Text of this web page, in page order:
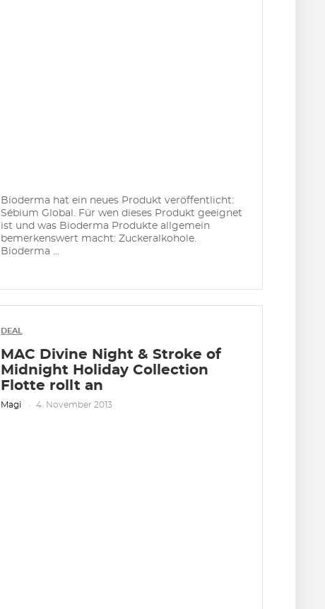
Bioderma hat ein neues Produkt veröffentlicht:
Sébium Global. Für wen dieses Produkt geeignet
ist und was Bioderma Produkte allgemein
bemerkenswert macht: Zuckeralkohole.
Bioderma ...
DEAL
MAC Divine Night & Stroke of
Midnight Holiday Collection
Flotte rollt an
Magi 4. November 2013